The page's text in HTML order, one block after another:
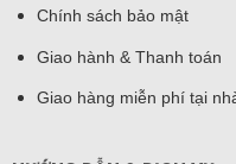
Chính sách bảo mật
Giao hành & Thanh toán
Giao hàng miễn phí tại